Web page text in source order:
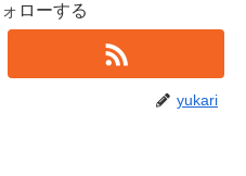
ローする
yukari